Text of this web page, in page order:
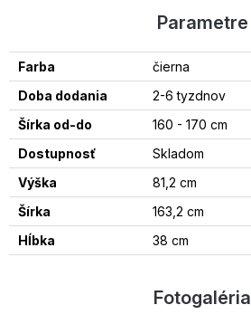
Parametre
Farba
čierna
Doba dodania
2-6 tyzdnov
Šírka od-do
160 - 170 cm
Dostupnosť
Skladom
Výška
81,2 cm
Šírka
163,2 cm
Hĺbka
38 cm
Fotogaléria